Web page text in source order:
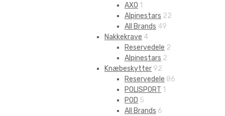
AXO 1
Alpinestars 22
All Brands 49
Nakkekrave 4
Reservedele 2
Alpinestars 2
Knæbeskytter 92
Reservedele 86
POLISPORT 1
POD 5
All Brands 6